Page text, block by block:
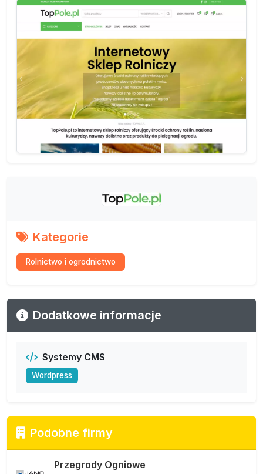
Kategorie
Rolnictwo i ogrodnictwo
Dodatkowe informacje
Systemy CMS
Wordpress
Podobne firmy
Przegrody Ogniowe